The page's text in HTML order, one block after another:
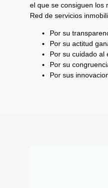
el que se consiguen los
Red de servicios
Por su
Por su actitud
Por su cuidado al
Por su
Por sus